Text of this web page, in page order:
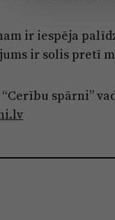
ir iespēja
ir solis pretī
spārni”